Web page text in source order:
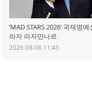
‘MAD STARS 2026’ 국제명
라자 라자만나르
2026-08-06 11:45